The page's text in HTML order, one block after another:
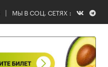
МЫ В СОЦ. СЕТЯХ :